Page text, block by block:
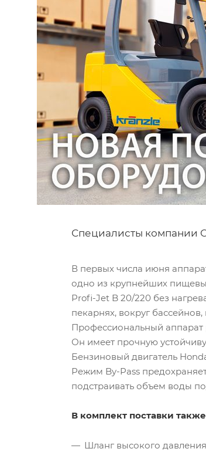
Специалисты компании
В первых числа июня
одно из крупнейших
Profi-Jet B 20/220 без
пекарнях, вокруг
Профессиональный аппарат
Он имеет прочную
Бензиновый двигатель
Режим By-Pass
подстраивать объем воды
В комплект поставки
Шланг высокого